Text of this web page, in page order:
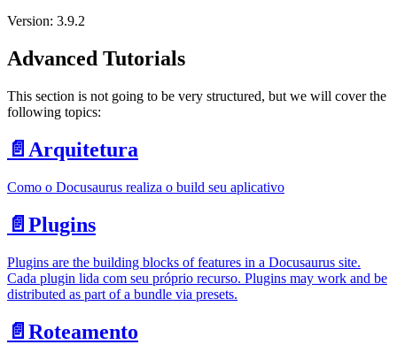
Version: 3.9.2
Advanced Tutorials
This section is not going to be very structured, but we will cover the
following topics:
📄️ Arquitetura
Como o Docusaurus realiza o build seu aplicativo
📄️ Plugins
Plugins are the building blocks of features in a Docusaurus site.
Cada plugin lida com seu próprio recurso. Plugins may work and be
distributed as part of a bundle via presets.
📄️ Roteamento